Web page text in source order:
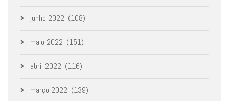
junho 2022 (108)
maio 2022 (151)
abril 2022 (116)
março 2022 (139)